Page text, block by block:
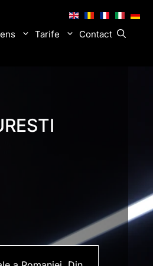
Tarife Contact